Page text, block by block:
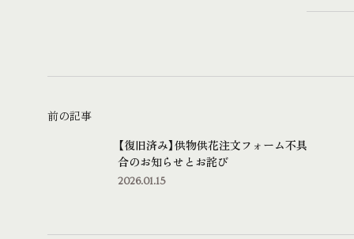
前の記事
【復旧済み】供物供花注文フォーム不具
合のお知らせとお詫び
2026.01.15